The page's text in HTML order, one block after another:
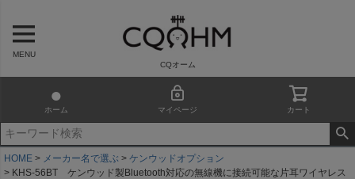
MENU
CQオーム
ホーム マイページ カート
HOME メーカー名で選ぶ
ケンウッドオプション
KHS-56BT ケンウッド製Bluetooth対応の無線機に接続可能な片耳ワイヤレス